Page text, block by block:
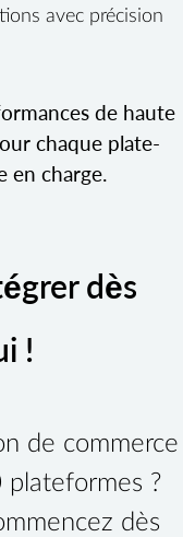
avec précision
de haute
chaque plate-
en charge.
dès
!
de commerce
?
dès